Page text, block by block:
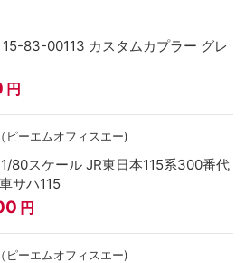
15-83-00113 カスタムカプラー グレ
円
ピーエムオフィスエー)
80スケール JR東日本115系300番代
サハ115
円
ピーエムオフィスエー)